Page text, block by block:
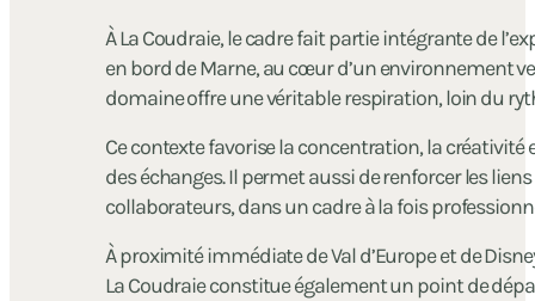
À La Coudraie, le cadre fait partie intégrante de
en bord de Marne, au cœur d’un environnement
domaine offre une véritable respiration, loin du
Ce contexte favorise la concentration, la créativité
des échanges. Il permet aussi de renforcer les
collaborateurs, dans un cadre à la fois
À proximité immédiate de Val d’Europe et de
La Coudraie constitue également un point de